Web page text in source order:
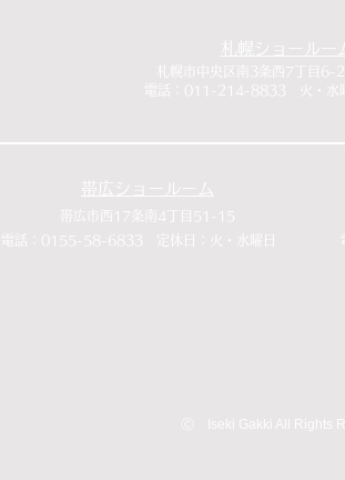
札幌ショールーム
札幌市中央区南3条西7丁目6-2
電話：011-214-8833 火・水曜
帯広ショールーム
​帯広市西17条南4丁目51-15
​電話：0155-58-6833 定休日：火・水曜日
​Ⓒ Iseki Gakki All Rights